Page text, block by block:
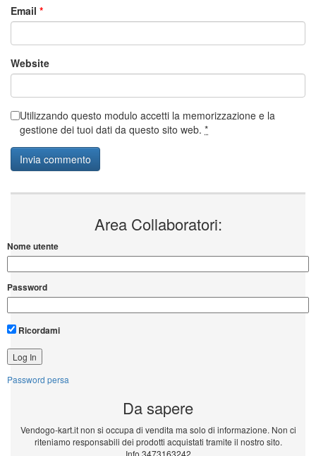
Email *
Website
Utilizzando questo modulo accetti la memorizzazione e la
gestione dei tuoi dati da questo sito web. *
Area Collaboratori:
Nome utente
Password
Ricordami
Password persa
Da sapere
Vendogo-kart.it non si occupa di vendita ma solo di informazione. Non ci
riteniamo responsabili dei prodotti acquistati tramite il nostro sito.
Info 3473163242